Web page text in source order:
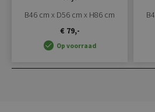
B46 cm x D56 cm x H86 cm
€ 79,-
Op voorraad